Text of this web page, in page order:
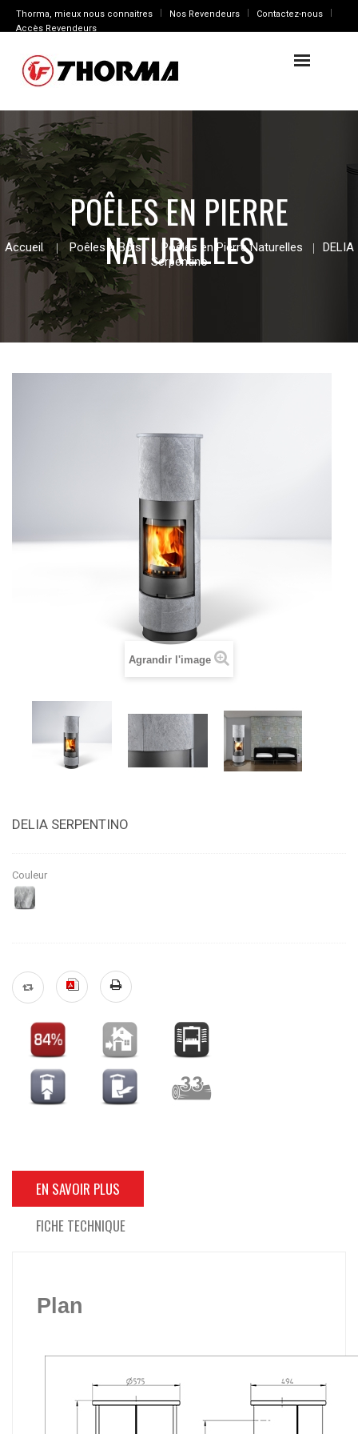
Thorma, mieux nous connaitres Nos Revendeurs
Contactez-nous
Accès Revendeurs
POÊLES EN PIERRE
NATURELLES
Accueil Poêles à Bois Poêles en Pierre Naturelles
DELIA
Serpentino
Agrandir l'image
DELIA SERPENTINO
Couleur
EN SAVOIR PLUS
FICHE TECHNIQUE
Plan